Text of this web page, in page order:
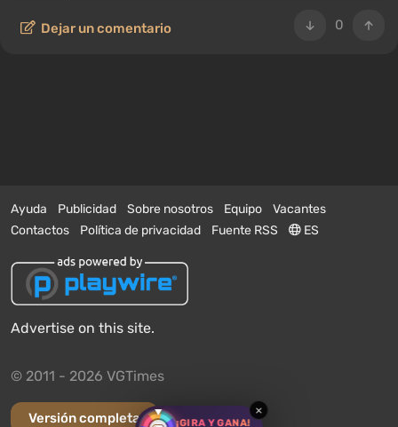
¡GIRA Y GANA!
×
0
Dejar un comentario
Ayuda Publicidad Sobre nosotros Equipo
Vacantes
Contactos
Política de privacidad Fuente RSS ES
Advertise on this site.
© 2011 - 2026 VGTimes
Versión completa